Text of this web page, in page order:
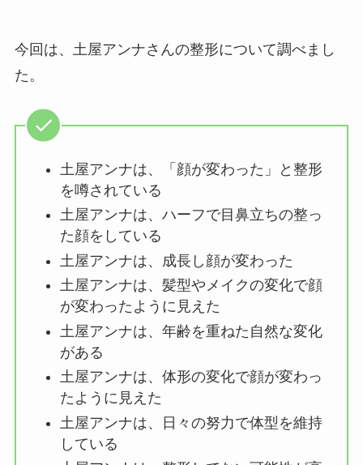
今回は、土屋アンナさんの整形について調べまし
た。
土屋アンナは、「顔が変わった」と整形
を噂されている
土屋アンナは、ハーフで目鼻立ちの整っ
た顔をしている
土屋アンナは、成長し顔が変わった
土屋アンナは、髪型やメイクの変化で顔
が変わったように見えた
土屋アンナは、年齢を重ねた自然な変化
がある
土屋アンナは、体形の変化で顔が変わっ
たように見えた
土屋アンナは、日々の努力で体型を維持
している